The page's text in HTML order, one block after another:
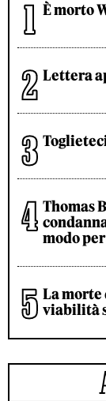
È morto
Lettera
Thomas
modo
La morte
viabilità